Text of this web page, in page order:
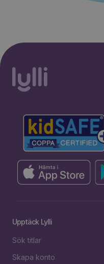
Upptäck Lylli
Sök titlar
Skapa konto